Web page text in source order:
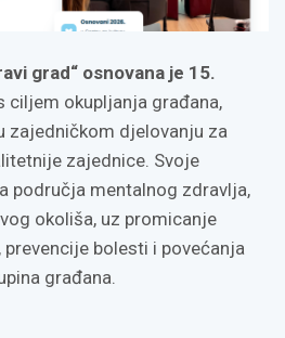
grad“ osnovana je 15.
ciljem okupljanja građana,
zajedničkom djelovanju za
zajednice. Svoje
područja mentalnog zdravlja,
okoliša, uz promicanje
prevencije bolesti i povećanja
građana.